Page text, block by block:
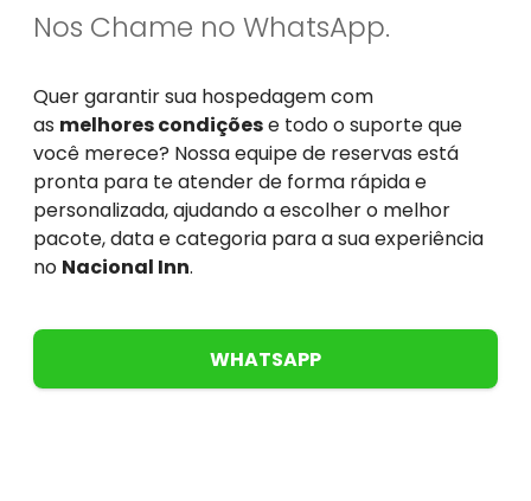
Nos Chame no WhatsApp.
Quer garantir sua hospedagem com
as melhores condiçõese todo o suporte que
você merece? Nossa equipe de reservas está
pronta para te atender de forma rápida e
personalizada, ajudando a escolher o melhor
pacote, data e categoria para a sua experiência
no Nacional Inn.
WHATSAPP